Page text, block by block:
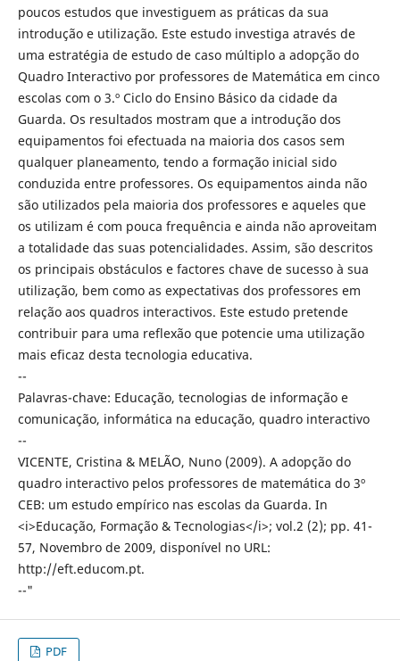
poucos estudos que investiguem as práticas da sua
introdução e utilização. Este estudo investiga através de
uma estratégia de estudo de caso múltiplo a adopção do
Quadro Interactivo por professores de Matemática em cinco
escolas com o 3.º Ciclo do Ensino Básico da cidade da
Guarda. Os resultados mostram que a introdução dos
equipamentos foi efectuada na maioria dos casos sem
qualquer planeamento, tendo a formação inicial sido
conduzida entre professores. Os equipamentos ainda não
são utilizados pela maioria dos professores e aqueles que
os utilizam é com pouca frequência e ainda não aproveitam
a totalidade das suas potencialidades. Assim, são descritos
os principais obstáculos e factores chave de sucesso à sua
utilização, bem como as expectativas dos professores em
relação aos quadros interactivos. Este estudo pretende
contribuir para uma reflexão que potencie uma utilização
mais eficaz desta tecnologia educativa.
--
Palavras-chave: Educação, tecnologias de informação e
comunicação, informática na educação, quadro interactivo
--
VICENTE, Cristina & MELÃO, Nuno (2009). A adopção do
quadro interactivo pelos professores de matemática do 3º
CEB: um estudo empírico nas escolas da Guarda. In
<i>Educação, Formação & Tecnologias</i>; vol.2 (2); pp. 41-
57, Novembro de 2009, disponível no URL:
http://eft.educom.pt.
--"
PDF